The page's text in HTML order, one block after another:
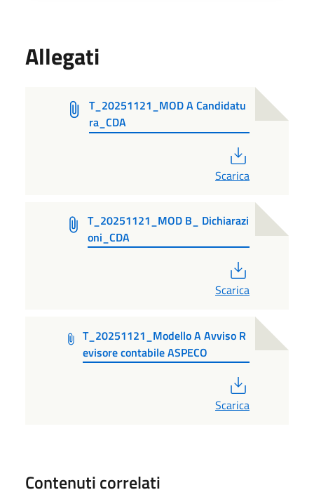
Allegati
T_20251121_MOD A Candidatu
ra_CDA
Scarica
T_20251121_MOD B_ Dichiarazi
oni_CDA
Scarica
T_20251121_Modello A Avviso R
evisore contabile ASPECO
Scarica
Contenuti correlati